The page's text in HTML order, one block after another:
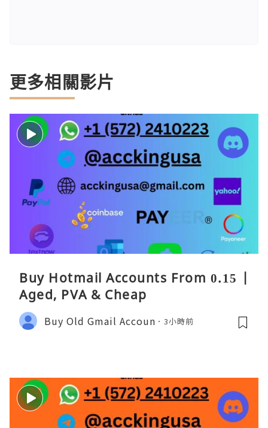
更多相關影片
Buy Hotmail Accounts From 0.15 |
Aged, PVA & Cheap
Buy Old Gmail Accoun 3小時前